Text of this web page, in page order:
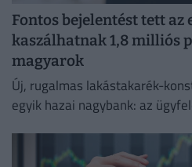
Fontos bejelentést tett az
kaszálhatnak 1,8 milliós
magyarok
Új, rugalmas lakástakarék-
egyik hazai nagybank: az